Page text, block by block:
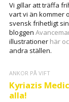
Vi gillar att träffa
vart vi än kommer
svensk frihetligt
bloggen
illustrationer här
andra ställen.
ANKOR PÅ VIFT
Kyriazis
alla!